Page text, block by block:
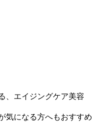
、エイジングケア美容
気になる方へもおすすめ